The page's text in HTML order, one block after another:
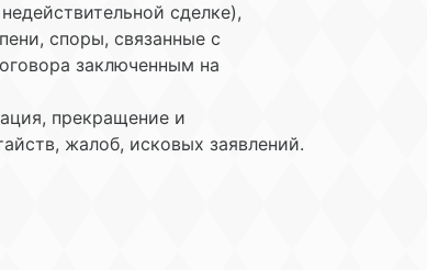
сделке),
споры, связанные с
заключенным на
прекращение и
жалоб, исковых заявлений.